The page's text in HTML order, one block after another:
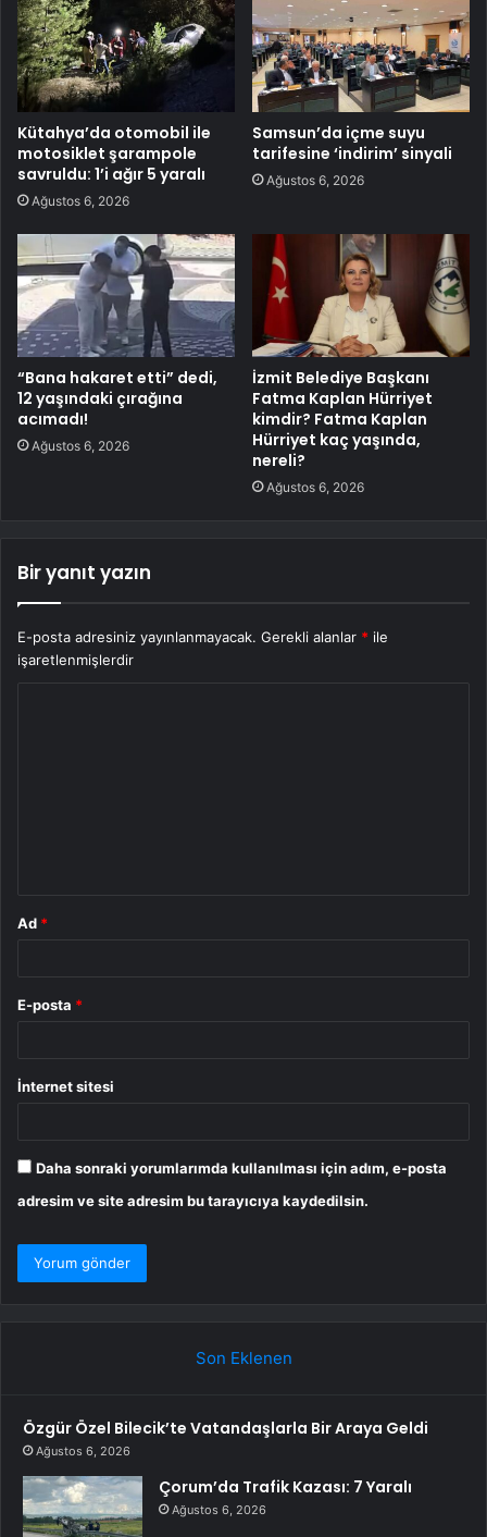
Kütahya’da otomobil ile
motosiklet şarampole
savruldu: 1’i ağır 5 yaralı
Ağustos 6, 2026
Samsun’da içme suyu
tarifesine ‘indirim’ sinyali
Ağustos 6, 2026
“Bana hakaret etti” dedi,
12 yaşındaki çırağına
acımadı!
Ağustos 6, 2026
İzmit Belediye Başkanı
Fatma Kaplan Hürriyet
kimdir? Fatma Kaplan
Hürriyet kaç yaşında,
nereli?
Ağustos 6, 2026
Bir yanıt yazın
E-posta adresiniz yayınlanmayacak. Gerekli alanlar * ile
işaretlenmişlerdir
Ad *
E-posta *
İnternet sitesi
Daha sonraki yorumlarımda kullanılması için adım, e-posta
adresim ve site adresim bu tarayıcıya kaydedilsin.
Son Eklenen
Özgür Özel Bilecik’te Vatandaşlarla Bir Araya Geldi
Ağustos 6, 2026
Çorum’da Trafik Kazası: 7 Yaralı
Ağustos 6, 2026